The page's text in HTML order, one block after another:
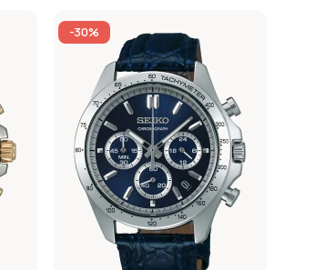
-30%